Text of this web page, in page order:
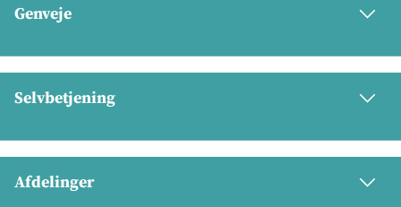
Genveje
Selvbetjening
Afdelinger